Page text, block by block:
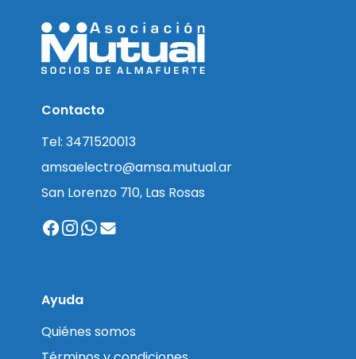
Contacto
Tel: 3471520013
amsaelectro@amsa.mutual.ar
San Lorenzo 710, Las Rosas
Ayuda
Quiénes somos